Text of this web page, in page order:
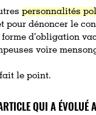
personnalités
pour dénoncer le
forme d’obligation
voire
le point.
QUI A ÉVOLUÉ